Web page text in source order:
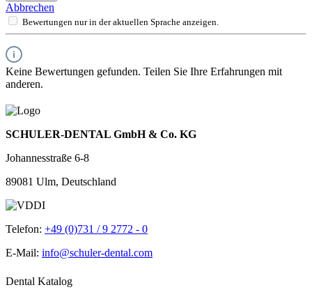
Abbrechen
Bewertungen nur in der aktuellen Sprache anzeigen.
Keine Bewertungen gefunden. Teilen Sie Ihre Erfahrungen mit
anderen.
SCHULER-DENTAL GmbH & Co. KG
Johannesstraße 6-8
89081 Ulm, Deutschland
Telefon: +49 (0)731 / 9 2772 - 0
E-Mail: info@schuler-dental.com
Dental Katalog